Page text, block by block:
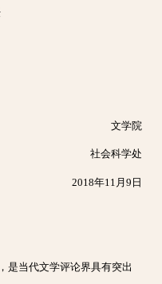
文学院
社会科学处
2018年11月9日
是当代文学评论界具有突出